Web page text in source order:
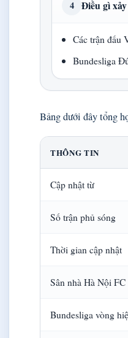
4 Điều gì
Các trận đấu
Bundesliga
Bảng dưới đây tổng
THÔNG TIN
Cập nhật từ
Số trận phủ sóng
Thời gian cập nhật
Sân nhà Hà Nội FC
Bundesliga vòng